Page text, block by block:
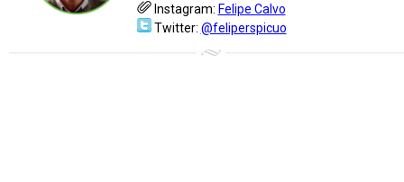
Instagram: Felipe Calvo
Twitter: @feliperspicuo